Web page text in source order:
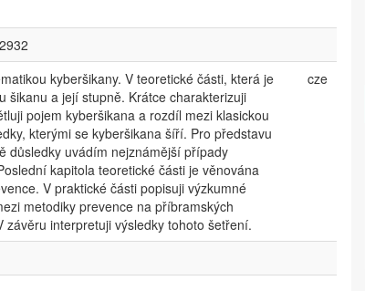
kyberšikany. V teoretické části, která je
šikanu a její stupně. Krátce charakterizuji
pojem kyberšikana a rozdíl mezi klasickou
kterými se kyberšikana šíří. Pro představu
důsledky uvádím nejznámější případy
kapitola teoretické části je věnována
V praktické části popisuji výzkumné
metodiky prevence na příbramských
interpretuji výsledky tohoto šetření.
cze